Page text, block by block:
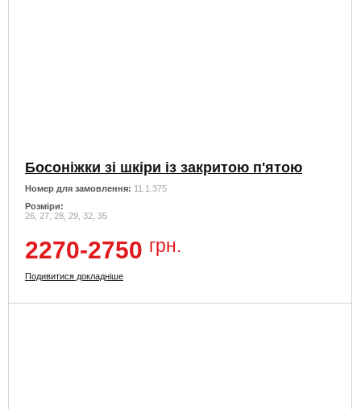
Босоніжки зі шкіри із закритою п'ятою
Номер для замовлення: 11.1.375
Розміри:
26, 27, 28, 29, 32, 35
2270-2750 грн.
Подивитися докладніше